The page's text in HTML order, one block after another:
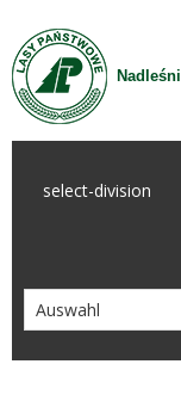
Zum Inhalt wechseln
select-division